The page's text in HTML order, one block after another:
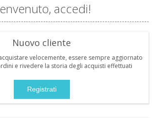
accedi!
Nuovo cliente
velocemente, essere sempre aggiornato
e rivedere la storia degli acquisti effettuati